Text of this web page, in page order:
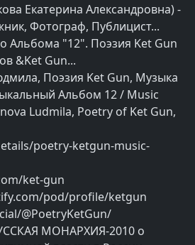
Екатерина Александровна) -
Фотограф, Публицист...
Альбома "12". Поэзия Ket Gun
&Ket Gun...
Поэзия Ket Gun, Музыка
Альбом 12 / Music
Ludmila, Poetry of Ket Gun,
poetry-ketgun-music-
ket-gun
pod/profile/ketgun
@PoetryKetGun/
МОНАРХИЯ-2010 о